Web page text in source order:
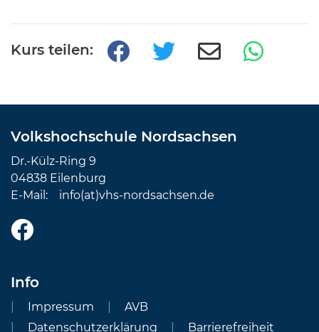
Kurs teilen:
Volkshochschule Nordsachsen
Dr.-Külz-Ring 9
04838 Eilenburg
E-Mail: info(at)vhs-nordsachsen.de
Info
Impressum
AVB
Datenschutzerklärung
Barrierefreiheit